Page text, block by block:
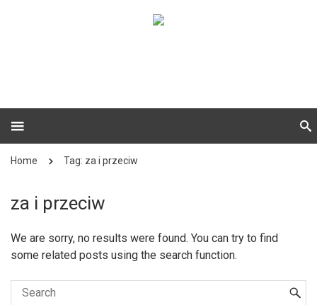
Home Tag: za i przeciw
za i przeciw
We are sorry, no results were found. You can try to find
some related posts using the search function.